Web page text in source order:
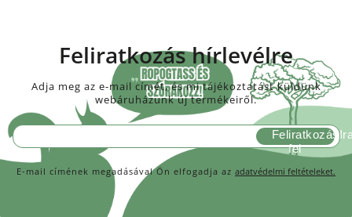
Feliratkozás hírlevélre
Adja meg az e-mail címét, és mi tájékoztatást küldünk
webáruházunk új termékeiről.
E-mail címének megadásával Ön elfogadja az adatvédelmi feltételeket.
Feliratkozás